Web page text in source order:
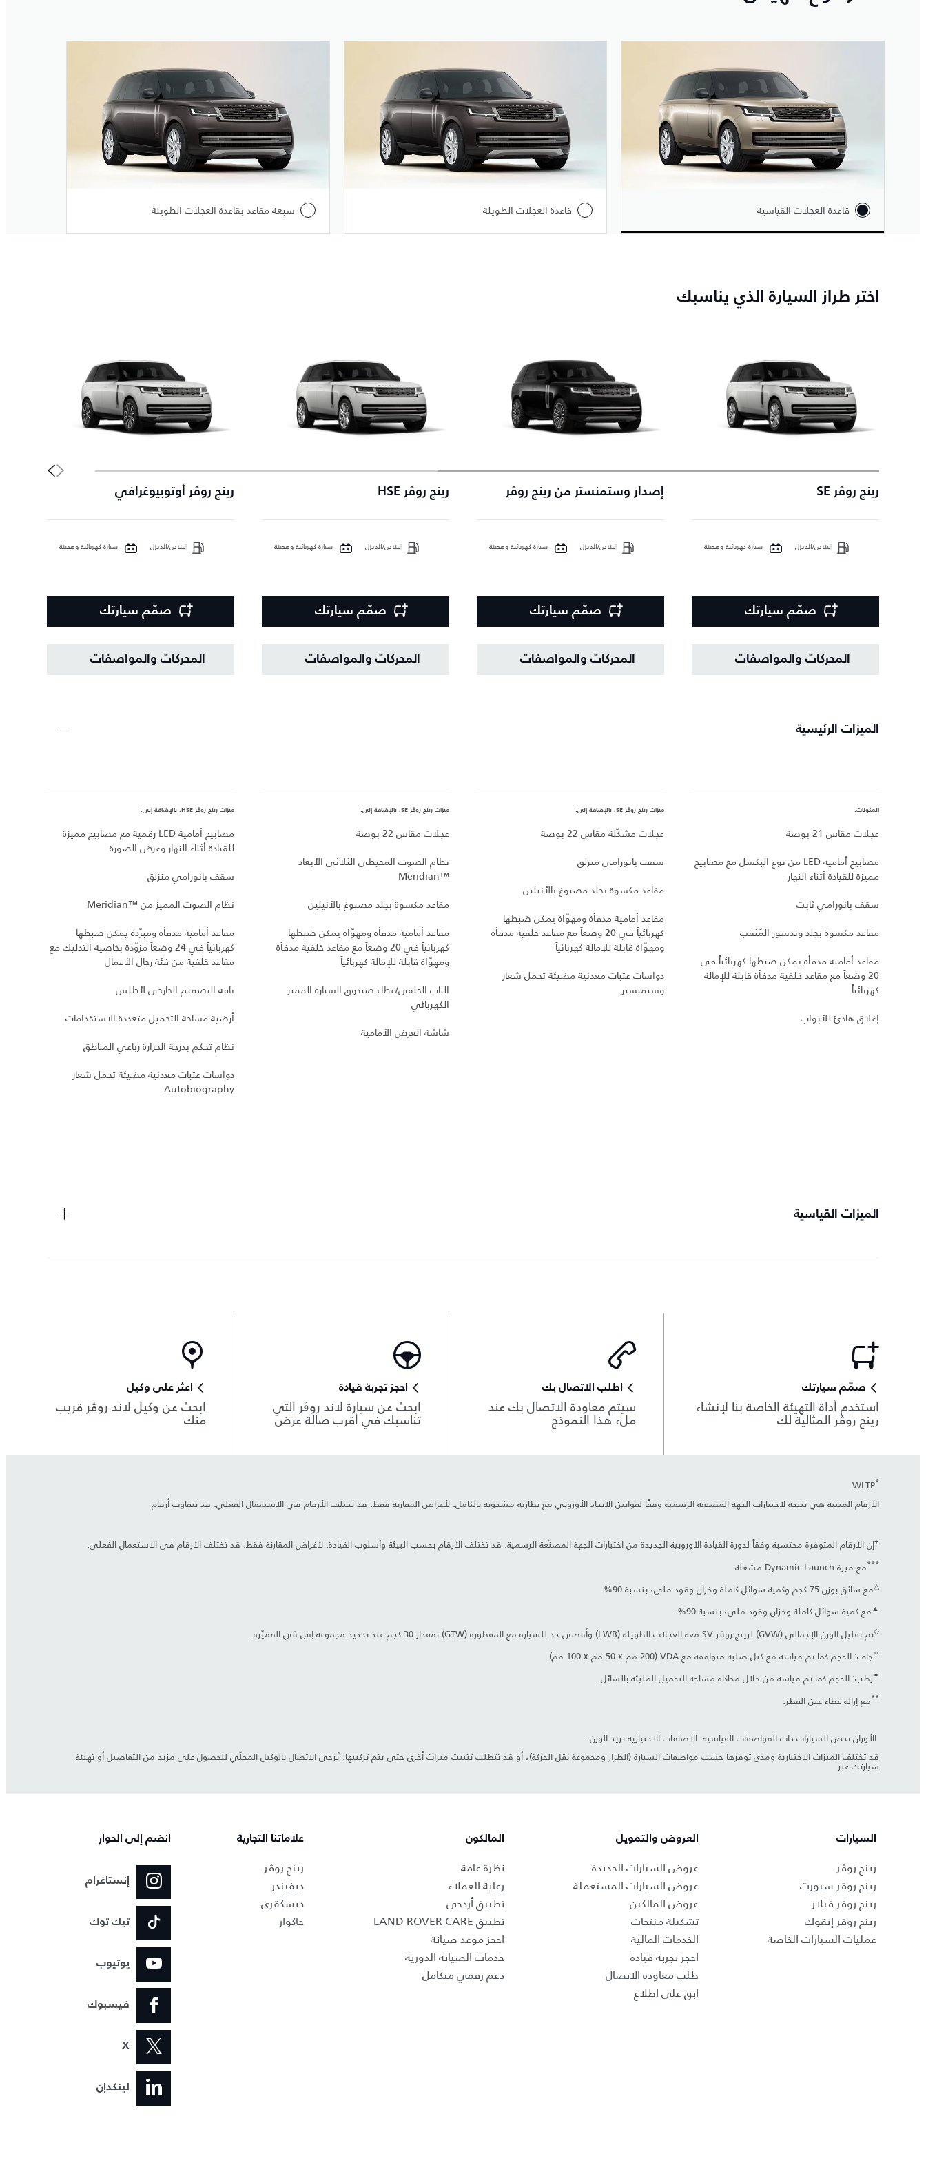
قاعدة العجلات القياسية قاعدة العجلات الطويلة سبعة مقاعد بقاعدة العجلات الطويلة
اختر طراز السيارة الذي يناسبك
رينج روڤر SE
البنزين/الديزل سيارة كهربائية وهجينة
صمّم سيارتك
المحركات والمواصفات
إصدار وستمنستر من رينج روڤر
البنزين/الديزل سيارة كهربائية وهجينة
صمّم سيارتك
المحركات والمواصفات
رينج روڤر HSE
البنزين/الديزل سيارة كهربائية وهجينة
صمّم سيارتك
المحركات والمواصفات
رينج روڤر أوتوبيوغرافي
البنزين/الديزل سيارة كهربائية وهجينة
صمّم سيارتك
المحركات والمواصفات
الميزات الرئيسية
المكونات:
عجلات مقاس 21 بوصة
مصابيح أمامية LED من نوع البكسل مع مصابيح
مميزة للقيادة أثناء النهار
سقف بانورامي ثابت
مقاعد مكسوة بجلد وندسور المُثقب
مقاعد أمامية مدفأة يمكن ضبطها كهربائياً في
20 وضعاً مع مقاعد خلفية مدفأة قابلة للإمالة
كهربائياً
إغلاق هادئ للأبواب
ميزات رينج روڤر SE، بالإضافة إلى:
عجلات مشكّلة مقاس 22 بوصة
سقف بانورامي منزلق
مقاعد مكسوة بجلد مصبوغ بالأنيلين
مقاعد أمامية مدفأة ومهوّاة يمكن ضبطها
كهربائياً في 20 وضعاً مع مقاعد خلفية مدفأة
ومهوّاة قابلة للإمالة كهربائياً
دواسات عتبات معدنية مضيئة تحمل شعار
وستمنستر
ميزات رينج روڤر SE، بالإضافة إلى:
عجلات مقاس 22 بوصة
نظام الصوت المحيطي الثلاثي الأبعاد
Meridian™‎
مقاعد مكسوة بجلد مصبوغ بالأنيلين
مقاعد أمامية مدفأة ومهوّاة يمكن ضبطها
كهربائياً في 20 وضعاً مع مقاعد خلفية مدفأة
ومهوّاة قابلة للإمالة كهربائياً
الباب الخلفي/غطاء صندوق السيارة المميز
الكهربائي
شاشة العرض الأمامية
ميزات رينج روڤر HSE، بالإضافة إلى:
مصابيح أمامية LED رقمية مع مصابيح مميزة
للقيادة أثناء النهار وعرض الصورة
سقف بانورامي منزلق
نظام الصوت المميز من Meridian™‎
مقاعد أمامية مدفأة ومبرّدة يمكن ضبطها
كهربائياً في 24 وضعاً مزوّدة بخاصية التدليك مع
مقاعد خلفية من فئة رجال الأعمال
باقة التصميم الخارجي لأطلس
أرضية مساحة التحميل متعددة الاستخدامات
نظام تحكم بدرجة الحرارة رباعي المناطق
دواسات عتبات معدنية مضيئة تحمل شعار
Autobiography
الميزات القياسية
صمّم سيارتك
استخدم أداة التهيئة الخاصة بنا لإنشاء
رينج روڤر المثالية لك
اطلب الاتصال بك
سيتم معاودة الاتصال بك عند
ملء هذا النموذج
احجز تجربة قيادة
ابحث عن سيارة لاند روڨر التي
تناسبك في أقرب صالة عرض
اعثر على وكيل
ابحث عن وكيل لاند روڤر قريب
منك
*
WLTP
الأرقام المبينة هي نتيجة لاختبارات الجهة المصنعة الرسمية وفقًا لقوانين الاتحاد الأوروبي مع بطارية مشحونة بالكامل. لأغراض المقارنة فقط. قد تختلف الأرقام في الاستعمال الفعلي. قد تتفاوت أرقام
±إن الأرقام المتوفرة محتسبة وفقاً لدورة القيادة الأوروبية الجديدة من اختبارات الجهة المصنّعة الرسمية. قد تختلف الأرقام بحسب البيئة وأسلوب القيادة. لأغراض المقارنة فقط. قد تختلف الأرقام في الاستعمال الفعلي.
***مع ميزة Dynamic Launch مشغلة.
△مع سائق بوزن 75 كجم وكمية سوائل كاملة وخزان وقود مليء بنسبة 90%.
▲مع كمية سوائل كاملة وخزان وقود مليء بنسبة 90%.
◇تم تقليل الوزن الإجمالي (GVW) لرينج روڤر SV معة العجلات الطويلة (LWB) وأقصى حد للسيارة مع المقطورة (GTW) بمقدار 30 كجم عند تحديد مجموعة إس ڤي المميّزة.
✧جاف: الحجم كما تم قياسه مع كتل صلبة متوافقة مع VDA (‏200 مم x ‏50 مم x ‏100 مم).
✦رطب: الحجم كما تم قياسه من خلال محاكاة مساحة التحميل المليئة بالسائل.
**مع إزالة غطاء عين القطر.
​ الأوزان تخص السيارات ذات المواصفات القياسية. الإضافات الاختيارية تزيد الوزن.
قد تختلف الميزات الاختيارية ومدى توفرها حسب مواصفات السيارة (الطراز ومجموعة نقل الحركة)، أو قد تتطلب تثبيت ميزات أخرى حتى يتم تركيبها. يُرجى الاتصال بالوكيل المحلّي للحصول على مزيد من التفاصيل أو تهيئة
سيارتك عبر
السيارات
رينج روڤر
رينج روڤر سبورت
رينج روڤر ڤيلار
رينج روڤر إيڤوك
عمليات السيارات الخاصة
العروض والتمويل
عروض السيارات الجديدة
عروض السيارات المستعملة
عروض المالكين
تشكيلة منتجات
الخدمات المالية
احجز تجربة قيادة
طلب معاودة الاتصال
ابق على اطلاع
المالكون
نظرة عامة
رعاية العملاء
تطبيق أردحي
تطبيق LAND ROVER CARE
احجز موعد صيانة
خدمات الصيانة الدورية
دعم رقمي متكامل
علاماتنا التجارية
رينج روڤر
ديفيندر
ديسكڤري
جاكوار
انضم إلى الحوار
إنستاغرام
تيك توك
يوتيوب
فيسبوك
X
لينكدإن